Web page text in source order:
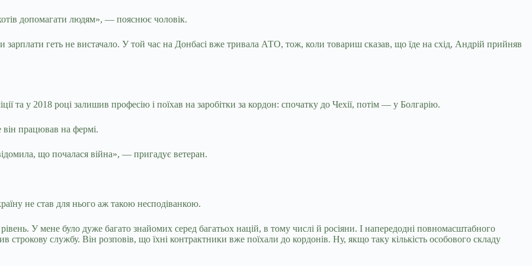
допомагати людям», — пояснює чоловік.
зарплати геть не вистачало. У той час на Донбасі вже тривала АТО, тож, коли товариш сказав, що їде на схід, Андрій прийняв
та у 2018 році залишив професію і поїхав на заробітки за кордон: спочатку до Чехії, потім — у Болгарію.
він працював на фермі.
що почалася війна», — пригадує ветеран.
не став для нього аж такою несподіванкою.
У мене було дуже багато знайомих серед багатьох націй, в тому числі й росіяни. І напередодні повномасштабного
службу. Він розповів, що їхні контрактники вже поїхали до кордонів. Ну, якщо таку кількість особового складу